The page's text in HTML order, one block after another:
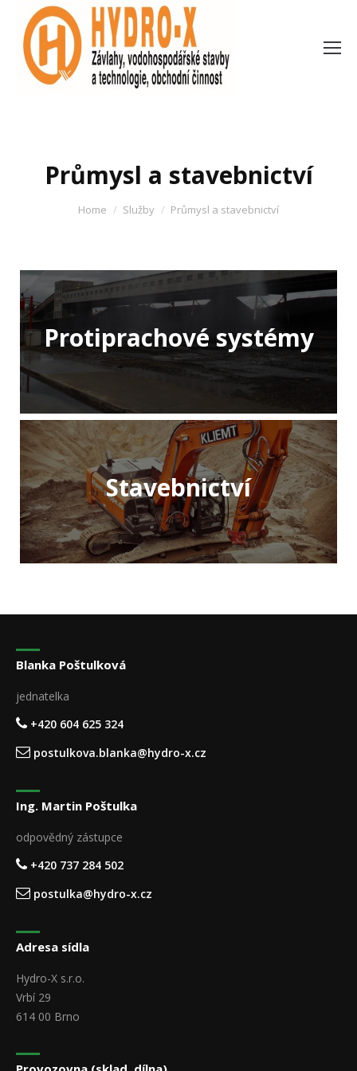
Průmysl a stavebnictví
You are here:Home Služby Průmysl a stavebnictví
Protiprachové systémy
Stavebnictví
Blanka Poštulková
jednatelka
+420 604 625 324
postulkova.blanka@hydro-x.cz
Ing. Martin Poštulka
odpovědný zástupce
+420 737 284 502
postulka@hydro-x.cz
Adresa sídla
Hydro-X s.r.o.
Vrbí 29
614 00 Brno